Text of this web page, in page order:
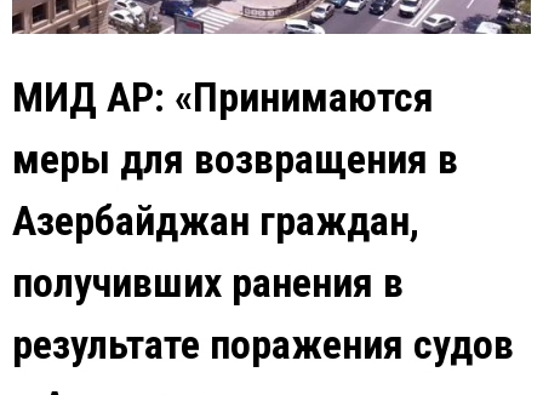
МИД АР: «Принимаются
меры для возвращения в
Азербайджан граждан,
получивших ранения в
результате поражения судов